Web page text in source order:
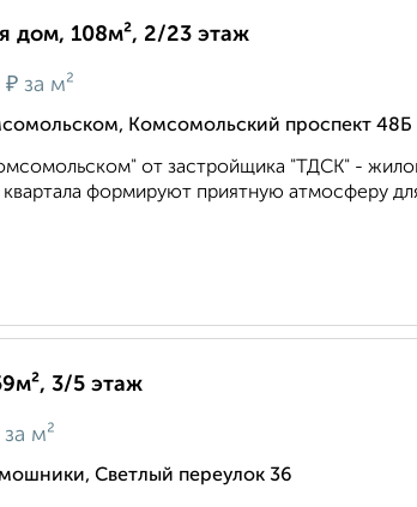
дом, 108м², 2/23 этаж
₽ за м²
Комсомольский проспект 48Б
от застройщика "ТДСК" -
формируют приятную атмосферу
3/5 этаж
за м²
Светлый переулок 36